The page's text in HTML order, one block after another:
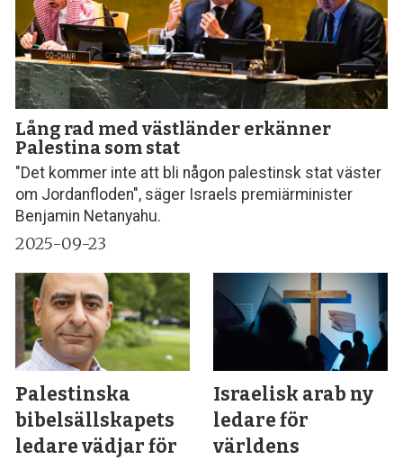
Lång rad med västländer erkänner
Palestina som stat
"Det kommer inte att bli någon palestinsk stat väster
om Jordanfloden", säger Israels premiärminister
Benjamin Netanyahu.
2025-09-23
Palestinska
bibelsällskapets
ledare vädjar för
Israelisk arab ny
ledare för
världens